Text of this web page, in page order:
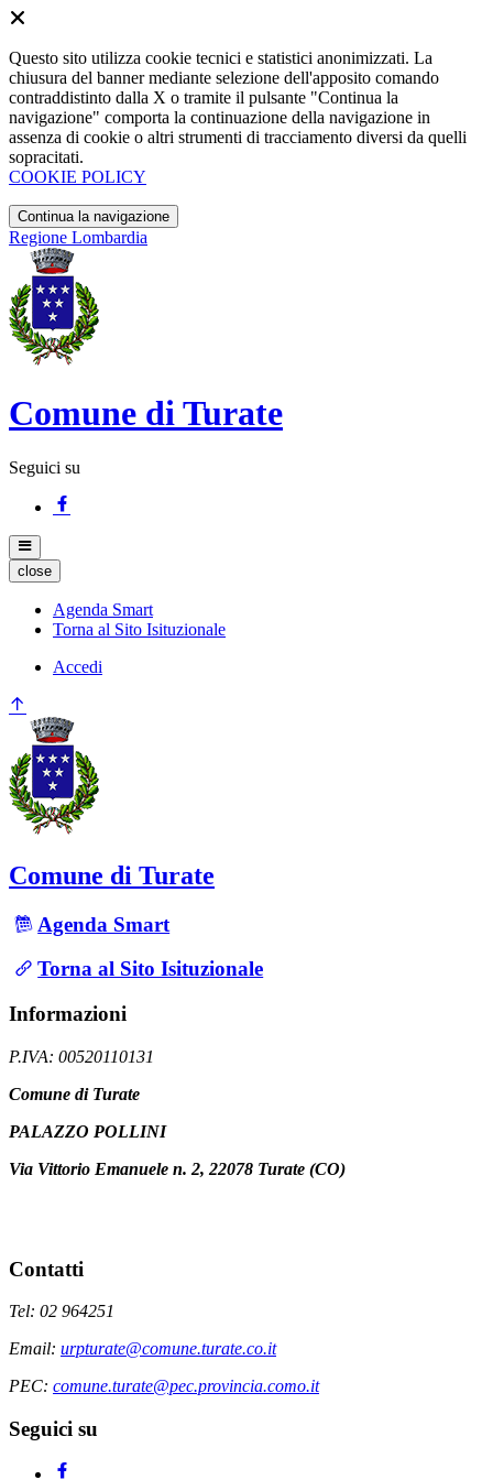
Questo sito utilizza cookie tecnici e statistici anonimizzati. La
chiusura del banner mediante selezione dell'apposito comando
contraddistinto dalla X o tramite il pulsante "Continua la
navigazione" comporta la continuazione della navigazione in
assenza di cookie o altri strumenti di tracciamento diversi da quelli
sopracitati.
COOKIE POLICY
Continua la navigazione
Regione Lombardia
Comune di Turate
Seguici su
close
Agenda Smart
Torna al Sito Isituzionale
Accedi
Comune di Turate
Agenda Smart
Torna al Sito Isituzionale
Informazioni
P.IVA: 00520110131
Comune di Turate
PALAZZO POLLINI
Via Vittorio Emanuele n. 2, 22078 Turate (CO)
Contatti
Tel: 02 964251
Email: urpturate@comune.turate.co.it
PEC: comune.turate@pec.provincia.como.it
Seguici su